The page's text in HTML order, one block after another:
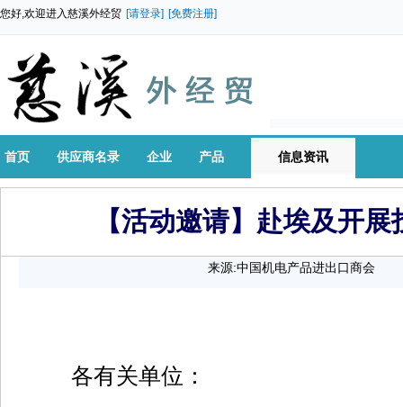
您好,欢迎进入慈溪外经贸 [请登录] [免费注册]
首页 供应商名录 企业 产品 信息资讯
【活动邀请】赴埃及开
来源:中国机电产品进出口商会
各有关单位：